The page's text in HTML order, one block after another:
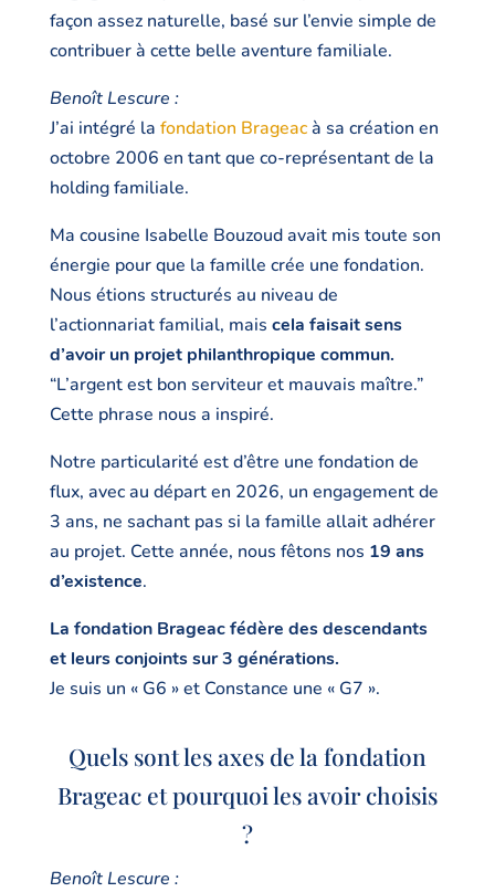
façon assez naturelle, basé sur l’envie simple de
contribuer à cette belle aventure familiale.
Benoît Lescure :
J’ai intégré la fondation Brageacà sa création en
octobre 2006 en tant que co-représentant de la
holding familiale.
Ma cousine Isabelle Bouzoud avait mis toute son
énergie pour que la famille crée une fondation.
Nous étions structurés au niveau de
l’actionnariat familial, mais cela faisait sens
d’avoir un projet philanthropique commun.
“L’argent est bon serviteur et mauvais maître.”
Cette phrase nous a inspiré.
Notre particularité est d’être une fondation de
flux, avec au départ en 2026, un engagement de
3 ans, ne sachant pas si la famille allait adhérer
au projet. Cette année, nous fêtons nos 19 ans
d’existence.
La fondation Brageac fédère des descendants
et leurs conjoints sur 3 générations.
Je suis un « G6 » et Constance une « G7 ».
Quels sont les axes de la fondation
Brageac et pourquoi les avoir choisis
?
Benoît Lescure :